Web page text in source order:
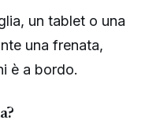
un tablet o una
una frenata,
è a bordo.